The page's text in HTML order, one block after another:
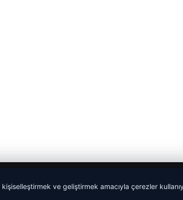
ve geliştirmek amacıyla çerezler